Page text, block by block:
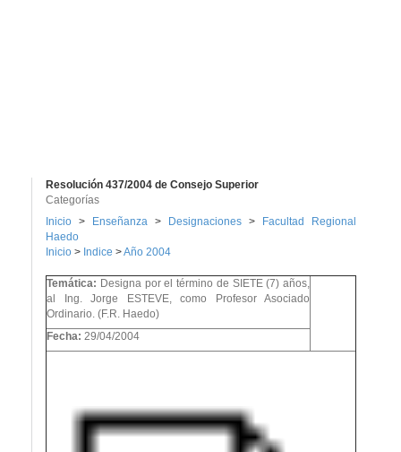
Resolución 437/2004 de Consejo Superior
Categorías
Inicio > Enseñanza > Designaciones >
Facultad Regional
Haedo
Inicio > Indice >Año 2004
Temática: Designa por el término de SIETE (7) años,
al Ing. Jorge ESTEVE, como Profesor Asociado
Ordinario. (F.R. Haedo)
Fecha: 29/04/2004